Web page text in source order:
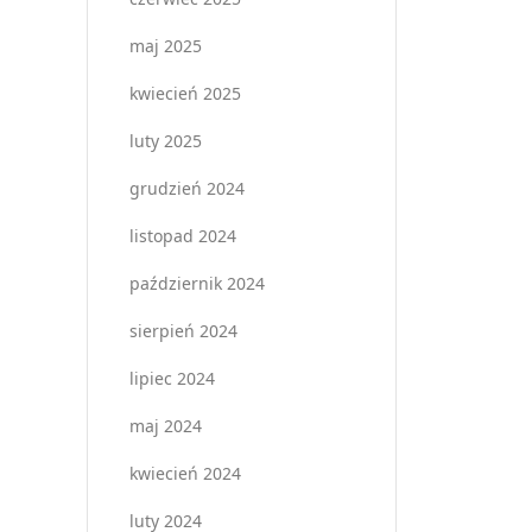
maj 2025
kwiecień 2025
luty 2025
grudzień 2024
listopad 2024
październik 2024
sierpień 2024
lipiec 2024
maj 2024
kwiecień 2024
luty 2024